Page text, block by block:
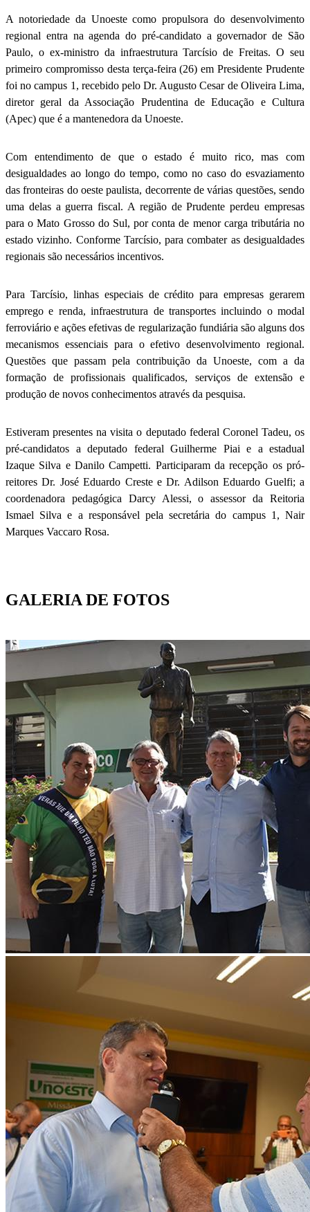
A notoriedade da Unoeste como propulsora do desenvolvimento
regional entra na agenda do pré-candidato a governador de São
Paulo, o ex-ministro da infraestrutura Tarcísio de Freitas. O seu
primeiro compromisso desta terça-feira (26) em Presidente Prudente
foi no campus 1, recebido pelo Dr. Augusto Cesar de Oliveira Lima,
diretor geral da Associação Prudentina de Educação e Cultura
(Apec) que é a mantenedora da Unoeste.
Com entendimento de que o estado é muito rico, mas com
desigualdades ao longo do tempo, como no caso do esvaziamento
das fronteiras do oeste paulista, decorrente de várias questões, sendo
uma delas a guerra fiscal. A região de Prudente perdeu empresas
para o Mato Grosso do Sul, por conta de menor carga tributária no
estado vizinho. Conforme Tarcísio, para combater as desigualdades
regionais são necessários incentivos.
Para Tarcísio, linhas especiais de crédito para empresas gerarem
emprego e renda, infraestrutura de transportes incluindo o modal
ferroviário e ações efetivas de regularização fundiária são alguns dos
mecanismos essenciais para o efetivo desenvolvimento regional.
Questões que passam pela contribuição da Unoeste, com a da
formação de profissionais qualificados, serviços de extensão e
produção de novos conhecimentos através da pesquisa.
Estiveram presentes na visita o deputado federal Coronel Tadeu, os
pré-candidatos a deputado federal Guilherme Piai e a estadual
Izaque Silva e Danilo Campetti. Participaram da recepção os pró-
reitores Dr. José Eduardo Creste e Dr. Adilson Eduardo Guelfi; a
coordenadora pedagógica Darcy Alessi, o assessor da Reitoria
Ismael Silva e a responsável pela secretária do campus 1, Nair
Marques Vaccaro Rosa.
GALERIA DE FOTOS